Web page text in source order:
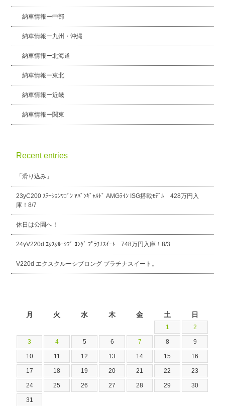
納車情報ー中部
納車情報ー九州・沖縄
納車情報ー北海道
納車情報ー東北
納車情報ー近畿
納車情報ー関東
Recent entries
「滑り込み」
23yC200 ｽﾃｰｼｮﾝﾜｺﾞﾝ ｱﾊﾞﾝｷﾞｬﾙﾄﾞ AMGﾗｲﾝ ISG搭載ﾓﾃﾞﾙ 428万円入
庫！8/7
休日は公園へ！
24yV220d ｴｸｽｸﾙｰｼﾌﾞ ﾛﾝｸﾞ ﾌﾟﾗﾁﾅｽｲｰﾄ 748万円入庫！8/3
V220d エクスクルーシブロング プラチナスイート。
月 火 水 木 金 土 日
1 2
3 4 5 6 7 8 9
10 11 12 13 14 15 16
17 18 19 20 21 22 23
24 25 26 27 28 29 30
31